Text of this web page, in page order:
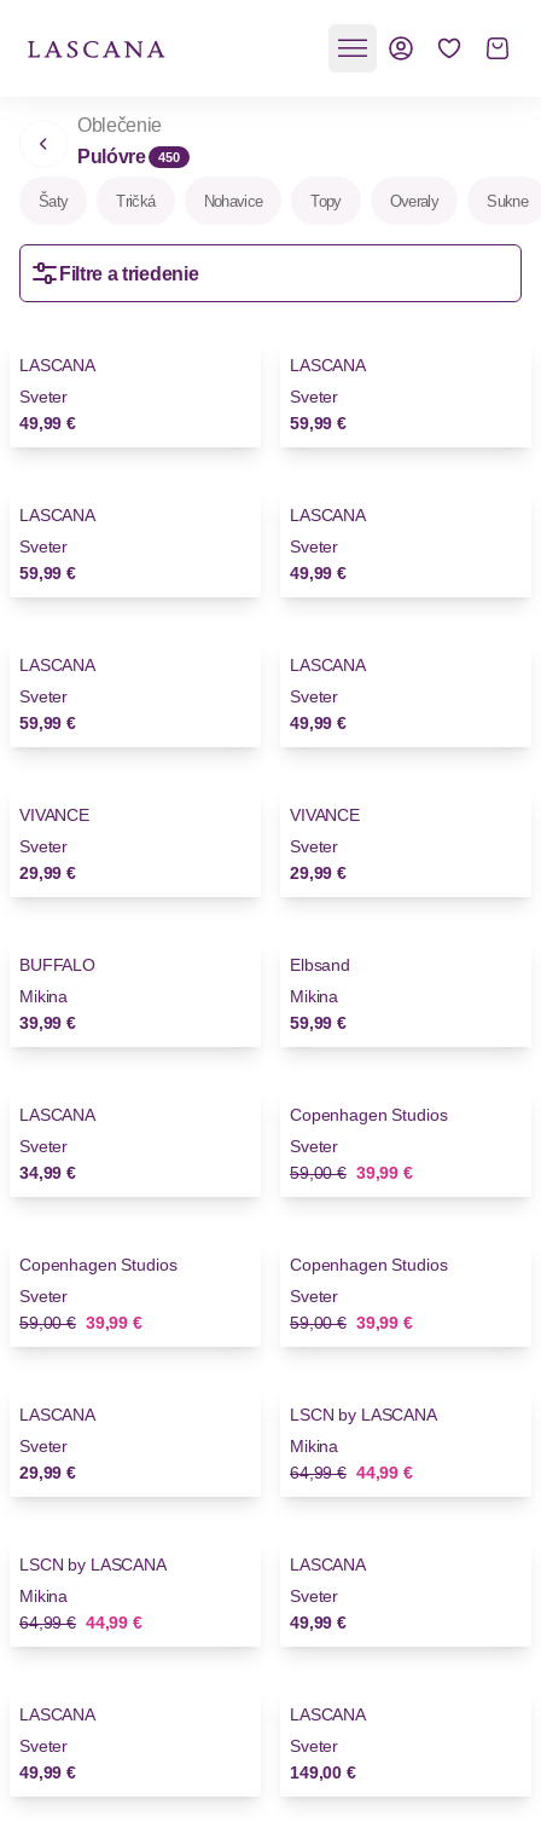
Oblečenie
Pulóvre
450
Šaty Tričká Nohavice Topy Overaly Sukne
Filtre a triedenie
LASCANA
Sveter
49,99 €
LASCANA
Sveter
59,99 €
LASCANA
Sveter
59,99 €
LASCANA
Sveter
49,99 €
LASCANA
Sveter
59,99 €
LASCANA
Sveter
49,99 €
VIVANCE
Sveter
29,99 €
VIVANCE
Sveter
29,99 €
Novinky
BUFFALO
Mikina
39,99 €
Novinky
Elbsand
Mikina
59,99 €
LASCANA
Sveter
34,99 €
Copenhagen Studios
Sveter
Stará cena
59,00 € Nová cena
39,99 €
Copenhagen Studios
Sveter
Stará cena
59,00 € Nová cena
39,99 €
Copenhagen Studios
Sveter
Stará cena
59,00 € Nová cena
39,99 €
LASCANA
Sveter
29,99 €
LSCN by LASCANA
Mikina
Stará cena
64,99 € Nová cena
44,99 €
LSCN by LASCANA
Mikina
Stará cena
64,99 € Nová cena
44,99 €
LASCANA
Sveter
49,99 €
LASCANA
Sveter
49,99 €
Novinky
LASCANA
Sveter
149,00 €